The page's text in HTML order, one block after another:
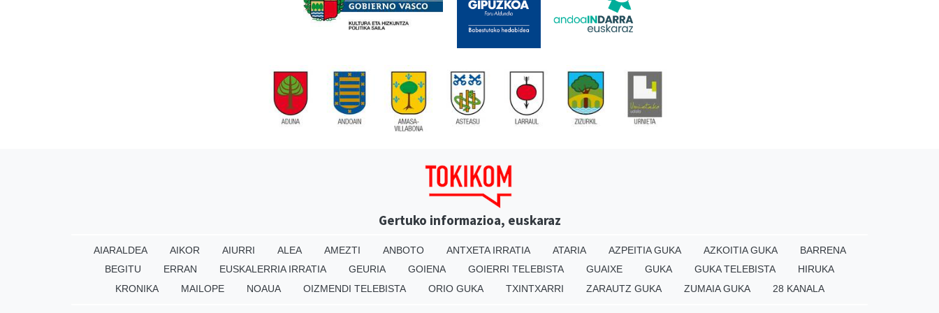
Gertuko informazioa, euskaraz
AIARALDEA AIKOR AIURRI ALEA AMEZTI ANBOTO ANTXETA IRRATIA ATARIA AZPEITIA GUKA AZKOITIA GUKA
BARRENA
BEGITU
ERRAN EUSKALERRIA IRRATIA GEURIA GOIENA GOIERRI TELEBISTA GUAIXE GUKA GUKA TELEBISTA
HIRUKA
KRONIKA
MAILOPE NOAUA OIZMENDI TELEBISTA ORIO GUKA TXINTXARRI ZARAUTZ GUKA ZUMAIA GUKA 28 KANALA